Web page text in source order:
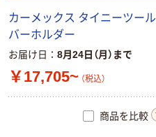
カー メ ック ス タイニーツール
バーホルダー
お届け日 8月24日（月）まで
￥17,705~ （税込）
商品を比較